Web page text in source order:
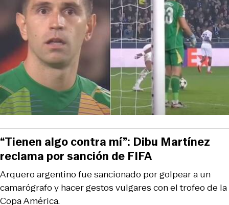
Arquero argentino fue sancionado por golpear a un
camarógrafo y hacer gestos vulgares con el trofeo de la
Copa América.
“Tienen algo contra mí”: Dibu Martínez
reclama por sanción de FIFA